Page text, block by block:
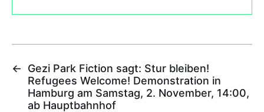
←
Gezi Park Fiction sagt: Stur bleiben!
Refugees Welcome! Demonstration in
Hamburg am Samstag, 2. November, 14:00,
ab Hauptbahnhof